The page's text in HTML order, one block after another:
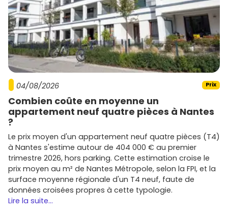
Nexity
Avec des programmes variés, Nexity offre des logements
pour primo-accédants et des biens haut de gamme.
Eiffage Immobilier
Connus pour leurs projets innovants, Eiffage Immobilier
mise sur des emplacements stratégiques à Rouen.
04/08/2026 Prix
Combien coûte en moyenne un
appartement neuf quatre pièces à Nantes
?
Le prix moyen d'un appartement neuf quatre pièces (T4)
à Nantes s'estime autour de 404 000 € au premier
trimestre 2026, hors parking. Cette estimation croise le
prix moyen au m² de Nantes Métropole, selon la FPI, et la
surface moyenne régionale d'un T4 neuf, faute de
données croisées propres à cette typologie.
Lire la suite...